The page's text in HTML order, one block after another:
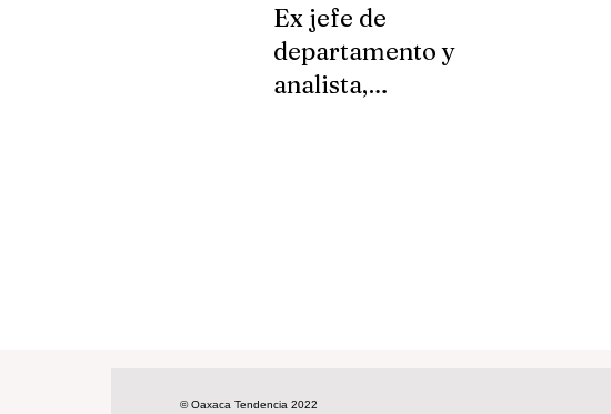
Ex jefe de
departamento y
analista,
© Oaxaca Tendencia 2022